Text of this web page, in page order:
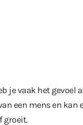
je vaak het gevoel
van een mens en
groeit.